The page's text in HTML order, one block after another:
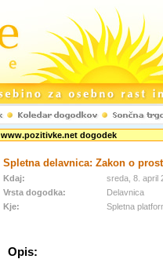
www.pozitivke.net dogodek
Spletna delavnica: Zakon o
Kdaj:
sreda, 8. april
Vrsta dogodka:
Delavnica
Kje:
Spletna
Opis: